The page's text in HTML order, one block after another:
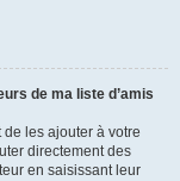
de ma liste d’amis
de les ajouter à votre
directement des
en saisissant leur